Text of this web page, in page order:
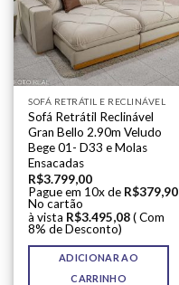
SOFÁ RETRÁTIL E RECLINÁVEL
Sofá Retrátil Reclinável
Gran Bello 2.90m Veludo
Bege 01- D33 e Molas
Ensacadas
R$3.799,00
Pague em 10x de R$379,90
No cartão
à vista R$3.495,08( Com
8% de Desconto)
ADICIONAR AO
CARRINHO